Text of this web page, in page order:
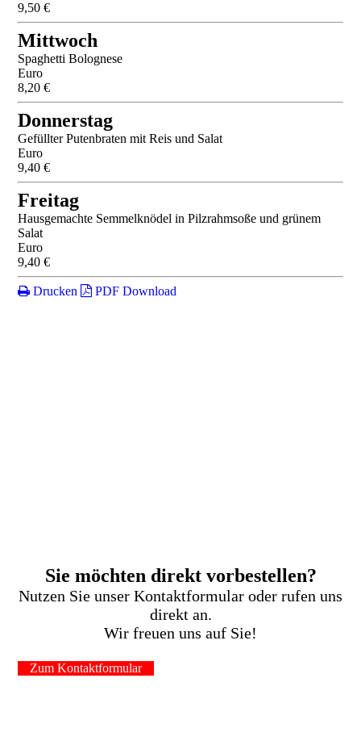
9,50 €
Mittwoch
Spaghetti Bolognese
Euro
8,20 €
Donnerstag
Gefüllter Putenbraten mit Reis und Salat
Euro
9,40 €
Freitag
Hausgemachte Semmelknödel in Pilzrahmsoße und grünem
Salat
Euro
9,40 €
Drucken PDF Download
Sie möchten direkt vorbestellen?
Nutzen Sie unser Kontaktformular oder rufen uns
direkt an.
Wir freuen uns auf Sie!
Zum Kontaktformular